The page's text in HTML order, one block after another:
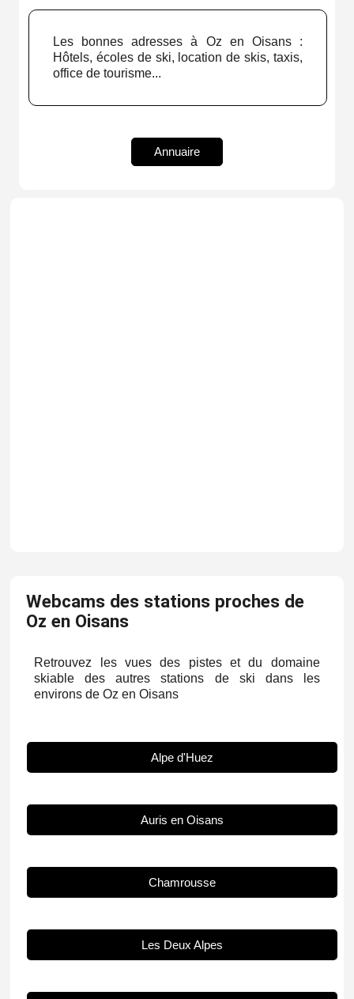
Les bonnes adresses à Oz en Oisans :
Hôtels, écoles de ski, location de skis, taxis,
office de tourisme...
Annuaire
Webcams des stations proches de
Oz en Oisans
Retrouvez les vues des pistes et du domaine
skiable des autres stations de ski dans les
environs de Oz en Oisans
Alpe d'Huez
Auris en Oisans
Chamrousse
Les Deux Alpes